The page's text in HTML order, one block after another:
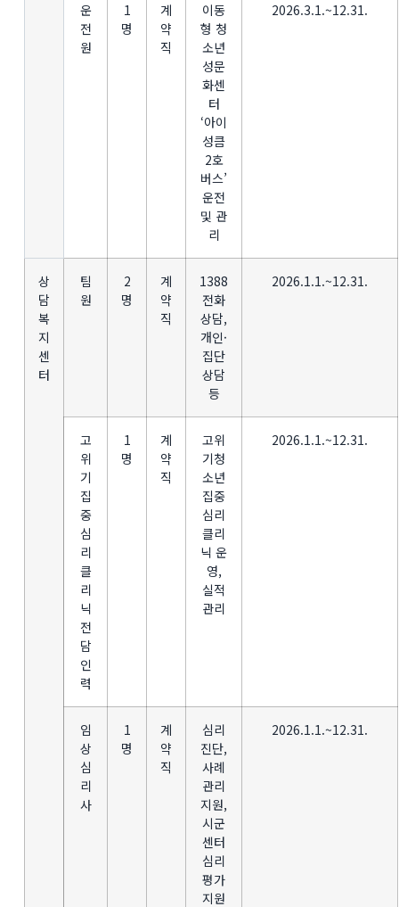
운
전
원
1
명
계
약
직
이동
형 청
소년
성문
화센
터
‘아이
성큼
2호
버스’
운전
및 관
리
2026.3.1.~12.31.
상
담
복
지
센
터
팀
원
2
명
계
약
직
1388
전화
상담,
개인·
집단
상담
등
2026.1.1.~12.31.
고
위
기
집
중
심
리
클
리
닉
전
담
인
력
1
명
계
약
직
고위
기청
소년
집중
심리
클리
닉 운
영,
실적
관리
2026.1.1.~12.31.
임
상
심
리
사
1
명
계
약
직
심리
진단,
사례
관리
지원,
시군
센터
심리
평가
지원
2026.1.1.~12.31.